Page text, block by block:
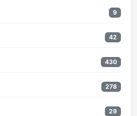
9
42
430
278
29